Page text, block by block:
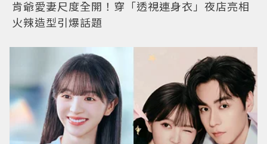
肯爺愛妻尺度全開！穿「透視連身衣」夜店亮相
火辣造型引爆話題